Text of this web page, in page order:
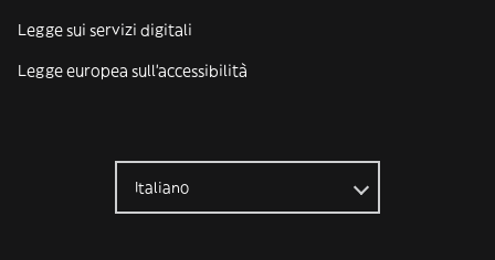
Legge sui servizi digitali
Legge europea sull'accessibilità